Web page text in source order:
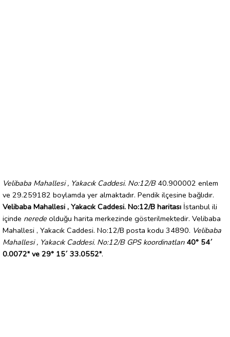
Velibaba Mahallesi , Yakacık Caddesi. No:12/B40.900002 enlem
ve 29.259182 boylamda yer almaktadır. Pendik ilçesine bağlıdır.
Velibaba Mahallesi , Yakacık Caddesi. No:12/B haritası İstanbul ili
içinde nerede olduğu harita merkezinde gösterilmektedir. Velibaba
Mahallesi , Yakacık Caddesi. No:12/B posta kodu 34890. Velibaba
Mahallesi , Yakacık Caddesi. No:12/B GPS koordinatları 40° 54´
0.0072" ve 29° 15´ 33.0552".